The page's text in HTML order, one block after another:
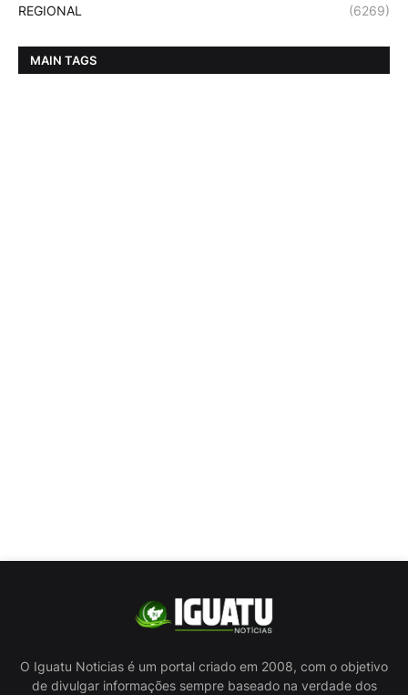
REGIONAL (6269)
MAIN TAGS
O Iguatu Noticias é um portal criado em 2008, com o objetivo
de divulgar informações sempre baseado na verdade dos